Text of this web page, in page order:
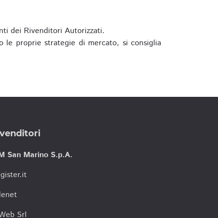
dei Rivenditori Autorizzati.
le proprie strategie di mercato, si consiglia
San Marino S.p.A.
Srl